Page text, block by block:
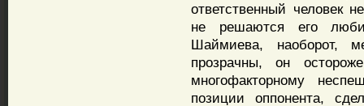
ответственный человек
не решаются его
Шаймиева, наоборот,
прозрачны, он
многофакторному
позиции оппонента,